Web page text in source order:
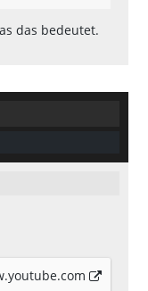
das bedeutet.